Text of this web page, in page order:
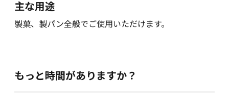
主な用途
製菓、製パン全般でご使用いただけます。
もっと時間がありますか？